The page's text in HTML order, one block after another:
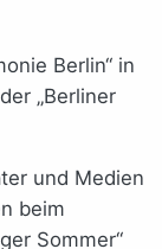
Berlin“ in
„Berliner
und Medien
beim
Sommer“